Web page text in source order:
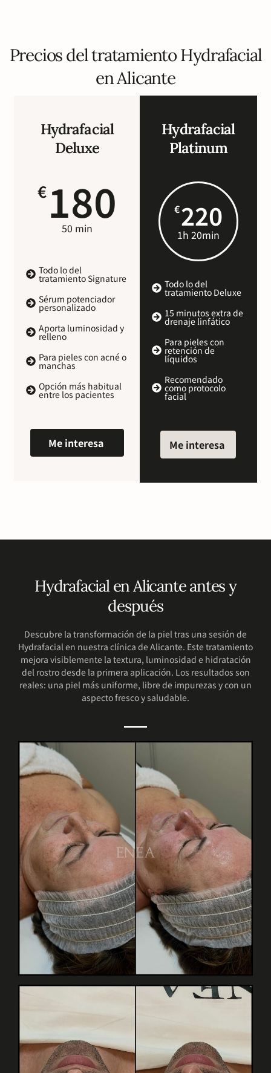
Precios del tratamiento Hydrafacial
en Alicante
Hydrafacial
Deluxe
€180
50 min
Todo lo del
tratamiento Signature
Sérum potenciador
personalizado
Aporta luminosidad y
relleno
Para pieles con acné o
manchas
Opción más habitual
entre los pacientes
Me interesa
Hydrafacial
Platinum
€220
1h 20min
Todo lo del
tratamiento Deluxe
15 minutos extra de
drenaje linfático
Para pieles con
retención de
líquidos
Recomendado
como protocolo
facial
Me interesa
Hydrafacial en Alicante antes y
después
Descubre la transformación de la piel tras una sesión de
Hydrafacial en nuestra clínica de Alicante. Este tratamiento
mejora visiblemente la textura, luminosidad e hidratación
del rostro desde la primera aplicación. Los resultados son
reales: una piel más uniforme, libre de impurezas y con un
aspecto fresco y saludable.